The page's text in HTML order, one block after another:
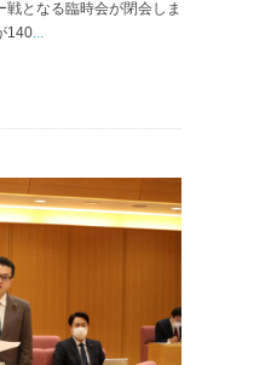
となる臨時会が閉会しま
140